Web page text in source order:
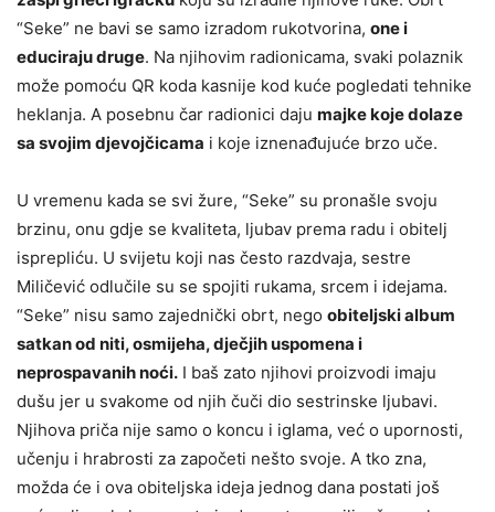
“Seke” ne bavi se samo izradom rukotvorina, one i
educiraju druge. Na njihovim radionicama, svaki polaznik
može pomoću QR koda kasnije kod kuće pogledati tehnike
heklanja. A posebnu čar radionici daju majke koje dolaze
sa svojim djevojčicama i koje iznenađujuće brzo uče.
U vremenu kada se svi žure, “Seke” su pronašle svoju
brzinu, onu gdje se kvaliteta, ljubav prema radu i obitelj
isprepliću. U svijetu koji nas često razdvaja, sestre
Miličević odlučile su se spojiti rukama, srcem i idejama.
“Seke” nisu samo zajednički obrt, nego obiteljski album
satkan od niti, osmijeha, dječjih uspomena i
neprospavanih noći. I baš zato njihovi proizvodi imaju
dušu jer u svakome od njih čuči dio sestrinske ljubavi.
Njihova priča nije samo o koncu i iglama, već o upornosti,
učenju i hrabrosti za započeti nešto svoje. A tko zna,
možda će i ova obiteljska ideja jednog dana postati još